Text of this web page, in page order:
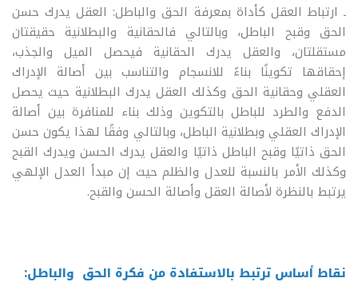
ـ ارتباط العقل كأداة بمعرفة الحق والباطل: العقل يدرك حسن
الحق وقبح الباطل، وبالتالي فالحقانية والبطلانية حقيقتان
مستقلتان، والعقل يدرك الحقانية فيحصل الميل والجذب،
إحقاقها تكوينًا بناءً للانسجام والتناسب بين أصالة الإدراك
العقلي وحقانية الحق وكذلك العقل يدرك البطلانية حيث يحصل
الدفع والطرد للباطل بالتكوين وذلك بناء للمنافرة بين أصالة
الإدراك العقلي وبطلانية الباطل، وبالتالي وفقًا لهذا يكون حسن
الحق ذاتيًا وقبح الباطل ذاتيًا والعقل يدرك الحسن ويدرك القبح
وكذلك الأمر بالنسبة للعدل والظلم حيث إن مبدأ العدل الإلهي
يرتبط بالنظرة لأصالة العقل وأصالة الحسن والقبح.
نقاط أساس ترتبط بالاستفادة من فكرة الحق والباطل: